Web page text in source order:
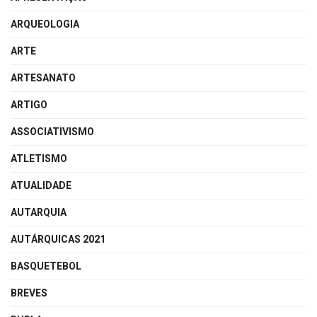
ARQUEOLOGIA
ARTE
ARTESANATO
ARTIGO
ASSOCIATIVISMO
ATLETISMO
ATUALIDADE
AUTARQUIA
AUTÁRQUICAS 2021
BASQUETEBOL
BREVES